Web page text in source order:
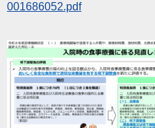
001686052.pdf